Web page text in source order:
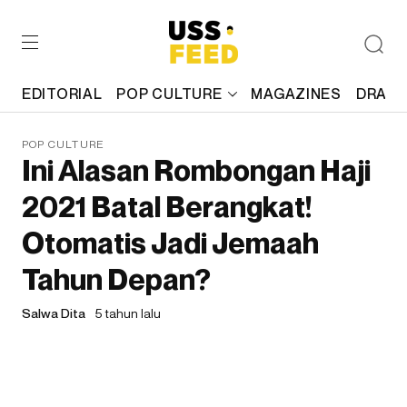
EDITORIAL POP CULTURE MAGAZINES
POP CULTURE
Ini Alasan Rombongan Haji
2021 Batal Berangkat!
Otomatis Jadi Jemaah
Tahun Depan?
Salwa Dita 5 tahun lalu